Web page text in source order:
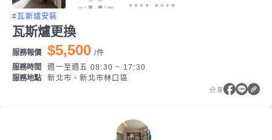
#瓦斯爐安裝
瓦斯爐更換
服務報價 $5,500 /件
服務時間
週一至週五 08:30 ~ 17:30
服務地點
新北市、新北市林口區
分享